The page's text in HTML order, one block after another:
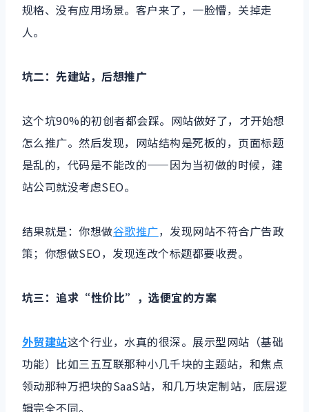
规格、没有应用场景。客户来了，一脸懵，关掉走
人。
坑二：先建站，后想推广
这个坑90%的初创者都会踩。网站做好了，才开始想
怎么推广。然后发现，网站结构是死板的，页面标题
是乱的，代码是不能改的——因为当初做的时候，建
站公司就没考虑SEO。
结果就是：你想做谷歌推广，发现网站不符合广告政
策；你想做SEO，发现连改个标题都要收费。
坑三：追求“性价比”，选便宜的方案
外贸建站这个行业，水真的很深。展示型网站（基础
功能）比如三五互联那种小几千块的主题站，和焦点
领动那种万把块的SaaS站，和几万块定制站，底层逻
辑完全不同。